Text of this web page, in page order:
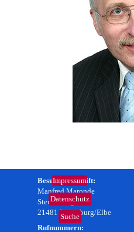
Besuchsanschrift:
Manfred Maronde
Sternenweg 4
21481 Lauenburg/Elbe
Rufnummern:
Impressum
Datenschutz
Suche